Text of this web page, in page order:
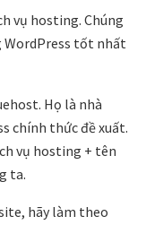
vụ hosting. Chúng
WordPress tốt nhất
Họ là nhà
chính thức đề xuất.
vụ hosting + tên
ta.
hãy làm theo